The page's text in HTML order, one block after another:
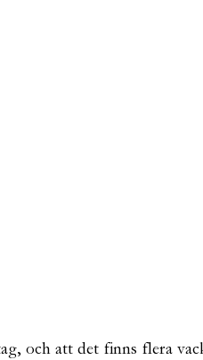
och att det finns flera